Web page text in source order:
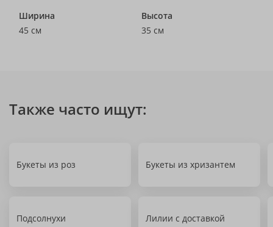
Ширина
45 см
Высота
35 см
Также часто ищут:
Букеты из роз Букеты из хризантем
Подсолнухи Лилии с доставкой